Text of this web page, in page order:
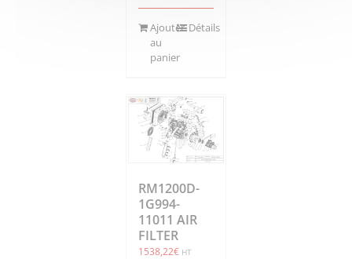
Ajouter
au
panier
Détails
RM1200D-
1G994-
11011 AIR
FILTER
1538,22€ HT